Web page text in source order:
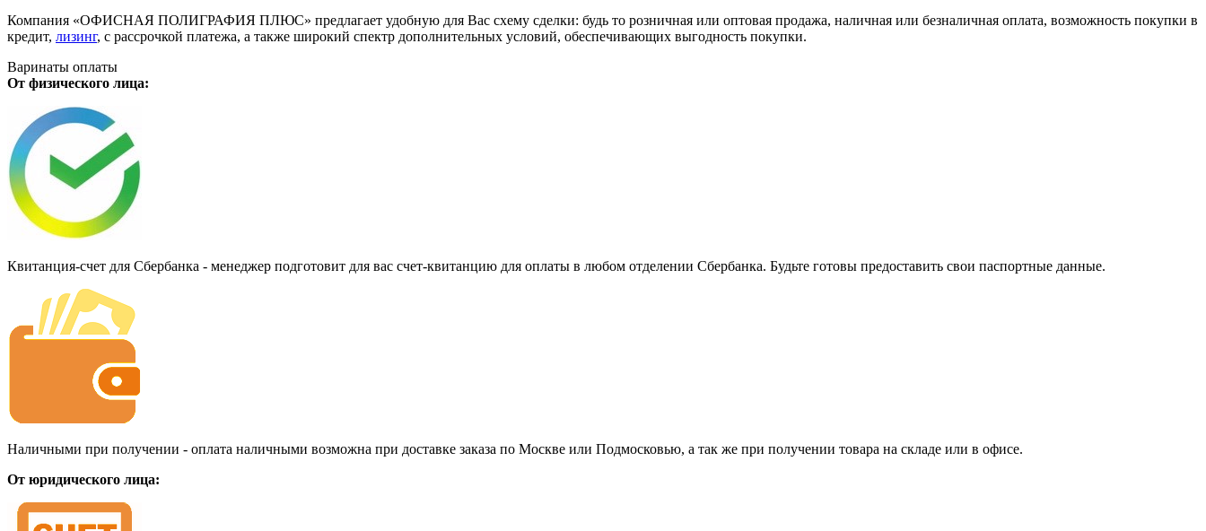
Компания «ОФИСНАЯ ПОЛИГРАФИЯ ПЛЮС» предлагает удобную для Вас схему сделки: будь то розничная или оптовая продажа, наличная или безналичная оплата, возможность покупки в
кредит, лизинг, с рассрочкой платежа, а также широкий спектр дополнительных условий, обеспечивающих выгодность покупки.
Варинаты оплаты
От физического лица:
Квитанция-счет для Сбербанка - менеджер подготовит для вас счет-квитанцию для оплаты в любом отделении Сбербанка. Будьте готовы предоставить свои паспортные данные.
Наличными при получении - оплата наличными возможна при доставке заказа по Москве или Подмосковью, а так же при получении товара на складе или в офисе.
От юридического лица: